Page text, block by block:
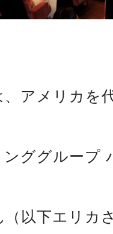
アメリカを
ググループ
以下エリカ